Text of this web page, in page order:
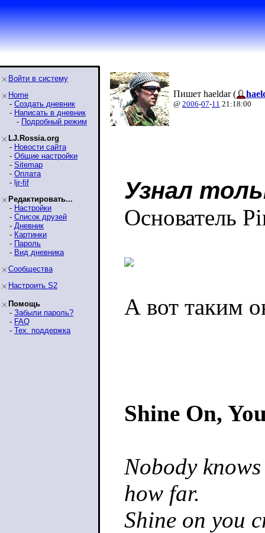
Войти в систему
Home
- Создать дневник
- Написать в дневник
- Подробный режим
LJ.Rossia.org
- Новости сайта
- Общие настройки
- Sitemap
- Оплата
- ljr-fif
Редактировать...
- Настройки
- Список друзей
- Дневник
- Картинки
- Пароль
- Вид дневника
Сообщества
Настроить S2
Помощь
- Забыли пароль?
- FAQ
- Тех. поддержка
Пишет haeldar (
@ 2006-07-11 21:18:00
Узнал
Основатель
А вот таким
Shine On,
Nobody
how far.
Shine on you